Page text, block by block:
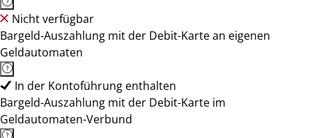
Nicht verfügbar
Bargeld-Auszahlung mit der Debit-Karte an eigenen
Geldautomaten
In der Kontoführung enthalten
Bargeld-Auszahlung mit der Debit-Karte im
Geldautomaten-Verbund